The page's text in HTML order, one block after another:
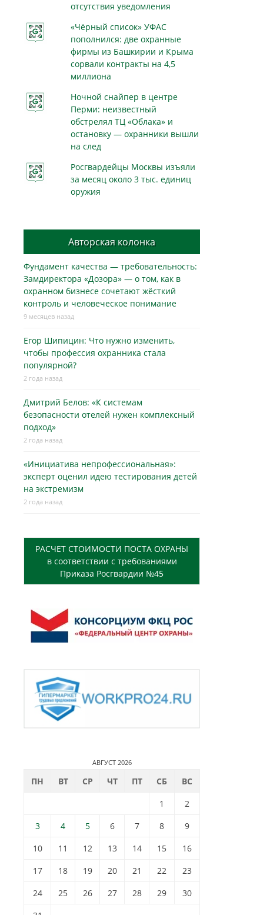
отсутствия уведомления
«Чёрный список» УФАС
пополнился: две охранные
фирмы из Башкирии и Крыма
сорвали контракты на 4,5
миллиона
Ночной снайпер в центре
Перми: неизвестный
обстрелял ТЦ «Облака» и
остановку — охранники вышли
на след
Росгвардейцы Москвы изъяли
за месяц около 3 тыс. единиц
оружия
Авторская колонка
Фундамент качества — требовательность:
Замдиректора «Дозора» — о том, как в
охранном бизнесe сочетают жёсткий
контроль и человеческое понимание
9 месяцев назад
Егор Шипицин: Что нужно изменить,
чтобы профессия охранника стала
популярной?
2 года назад
Дмитрий Белов: «К системам
безопасности отелей нужен комплексный
подход»
2 года назад
«Инициатива непрофессиональная»:
эксперт оценил идею тестирования детей
на экстремизм
2 года назад
РАСЧЕТ СТОИМОСТИ ПОСТА ОХРАНЫ
в соответствии с требованиями
Приказа Росгвардии №45
АВГУСТ 2026
ПН ВТ СР ЧТ ПТ СБ
ВС
1
2
3
4 5 6 7 8
9
10
11 12 13 14 15
16
17
18 19 20 21 22
23
24
25 26 27 28 29
30